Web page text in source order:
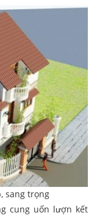
sang trọng
cung uốn lượn kết